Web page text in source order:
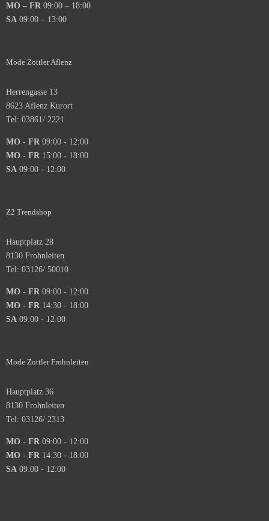
MO – FR 09:00 – 18:00
SA 09:00 – 13:00
Mode Zottler Aflenz
Herrengasse 13
8623 Aflenz Kurort
Tel: 03861/ 2221
MO - FR 09:00 - 12:00
MO - FR 15:00 - 18:00
SA 09:00 - 12:00
Z2 Trendshop
Hauptplatz 28
8130 Frohnleiten
Tel: 03126/ 50010
MO - FR 09:00 - 12:00
MO - FR 14:30 - 18:00
SA 09:00 - 12:00
Mode Zottler Frohnleiten
Hauptplatz 36
8130 Frohnleiten
Tel: 03126/ 2313
MO - FR 09:00 - 12:00
MO - FR 14:30 - 18:00
SA 09:00 - 12:00